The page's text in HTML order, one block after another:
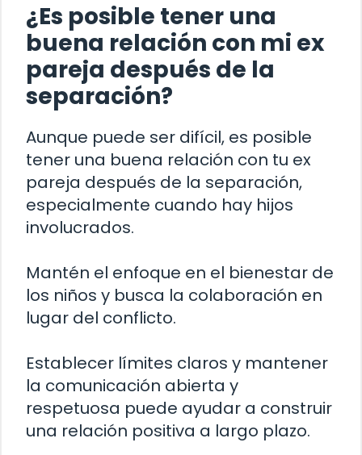
¿Es posible tener una
buena relación con mi ex
pareja después de la
separación?
Aunque puede ser difícil, es posible
tener una buena relación con tu ex
pareja después de la separación,
especialmente cuando hay hijos
involucrados.
Mantén el enfoque en el bienestar de
los niños y busca la colaboración en
lugar del conflicto.
Establecer límites claros y mantener
la comunicación abierta y
respetuosa puede ayudar a construir
una relación positiva a largo plazo.